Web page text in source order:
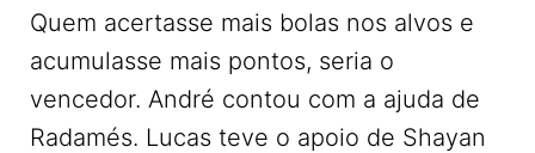
Quem acertasse mais bolas nos alvos e
acumulasse mais pontos, seria o
vencedor. André contou com a ajuda de
Radamés. Lucas teve o apoio de Shayan